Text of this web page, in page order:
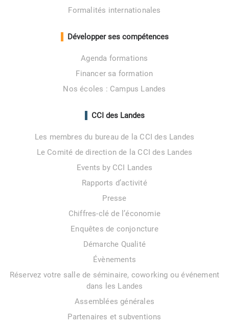
Formalités internationales
Développer ses compétences
Agenda formations
Financer sa formation
Nos écoles : Campus Landes
CCI des Landes
Les membres du bureau de la CCI des Landes
Le Comité de direction de la CCI des Landes
Events by CCI Landes
Rapports d’activité
Presse
Chiffres-clé de l’économie
Enquêtes de conjoncture
Démarche Qualité
Évènements
Réservez votre salle de séminaire, coworking ou événement
dans les Landes
Assemblées générales
Partenaires et subventions